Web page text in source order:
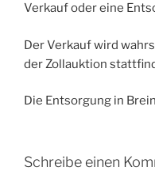
Verkauf oder eine
Der Verkauf wird
der Zollauktion
Die Entsorgung in
Schreibe einen